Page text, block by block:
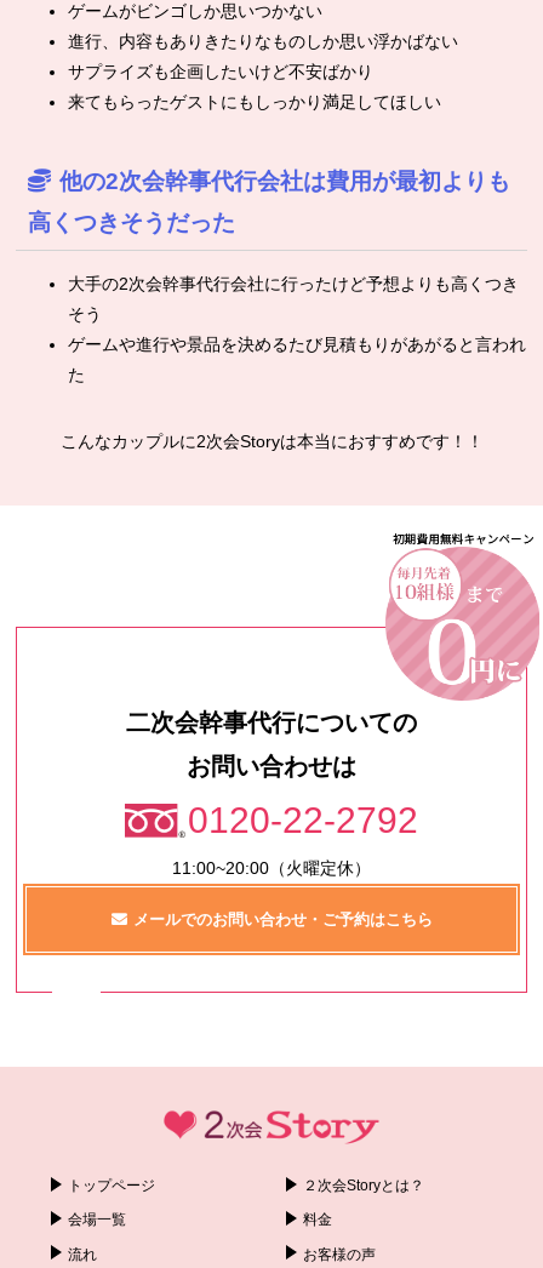
ゲームがビンゴしか思いつかない
進行、内容もありきたりなものしか思い浮かばない
サプライズも企画したいけど不安ばかり
来てもらったゲストにもしっかり満足してほしい
他の2次会幹事代行会社は費用が最初よりも
高くつきそうだった
大手の2次会幹事代行会社に行ったけど予想よりも高くつき
そう
ゲームや進行や景品を決めるたび見積もりがあがると言われ
た
こんなカップルに2次会Storyは本当におすすめです！！
二次会幹事代行についての
お問い合わせは
0120-22-2792
11:00~20:00（火曜定休）
メールでのお問い合わせ・ご予約はこちら
トップページ ２次会Storyとは？
会場一覧 料金
流れ お客様の声